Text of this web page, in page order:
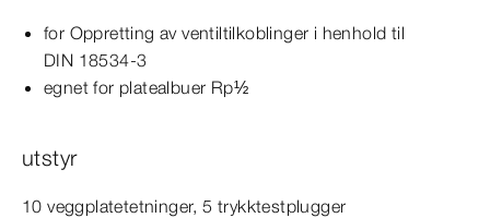
for Oppretting av ventiltilkoblinger i henhold til
DIN 18534‑3
egnet for platealbuer Rp½
utstyr
10 veggplatetetninger, 5 trykktestplugger